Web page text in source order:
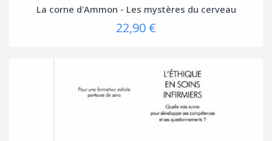
La corne d'Ammon - Les mystères du cerveau
22,90 €